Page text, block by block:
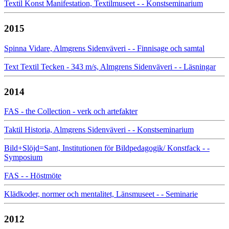
Textil Konst Manifestation, Textilmuseet - - Konstseminarium
2015
Spinna Vidare, Almgrens Sidenväveri - - Finnisage och samtal
Text Textil Tecken - 343 m/s, Almgrens Sidenväveri - - Läsningar
2014
FAS - the Collection - verk och artefakter
Taktil Historia, Almgrens Sidenväveri - - Konstseminarium
Bild+Slöjd=Sant, Institutionen för Bildpedagogik/ Konstfack - -
Symposium
FAS - - Höstmöte
Klädkoder, normer och mentalitet, Länsmuseet - - Seminarie
2012